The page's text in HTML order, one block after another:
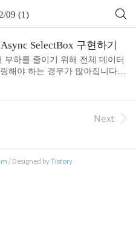
09 (1)
SelectBox 구현하기
하를 줄이기 위해 전체 데이터
해야 하는 경우가 많아집니다.
검색 경험을 결정짓는 '초성 검
를 구축한 과
을 별도로 구현해야 함.레이아웃
Next
/ Designed byTistory